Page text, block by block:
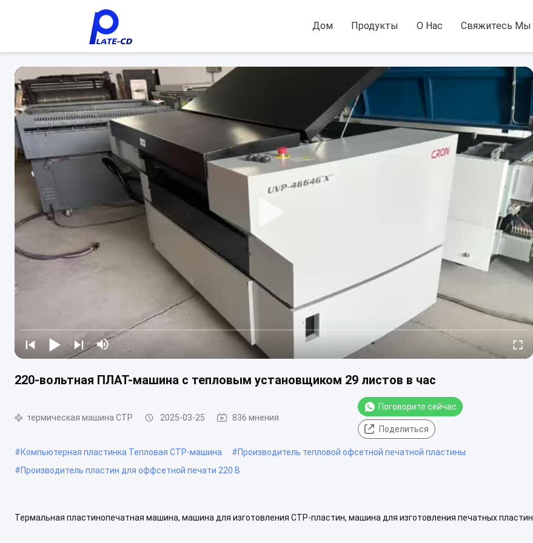
Дом Продукты О Нас Свяжитесь Мы
220-вольтная ПЛАТ-машина с тепловым установщиком 29 листов в час
термическая машина CTP 2025-03-25 836 мнения
Поговорите сейчас
Поделиться
#Компьютерная пластинка Тепловая CTP-машина #Производитель тепловой офсетной печатной пластины
#Производитель пластин для оффсетной печати 220 В
Термальная пластинопечатная машина, машина для изготовления CTP-пластин, машина для изготовления печатных пластин